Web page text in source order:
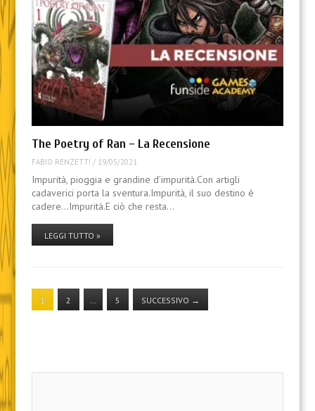
The Poetry of Ran – La Recensione
FABIO RENZETTI / 19/05/2021
Impurità, pioggia e grandine d’impurità.Con artigli
cadaverici porta la sventura.Impurità, il suo destino è
cadere…Impurità.E ciò che resta…
LEGGI TUTTO »
1 2 5 SUCCESSIVO →